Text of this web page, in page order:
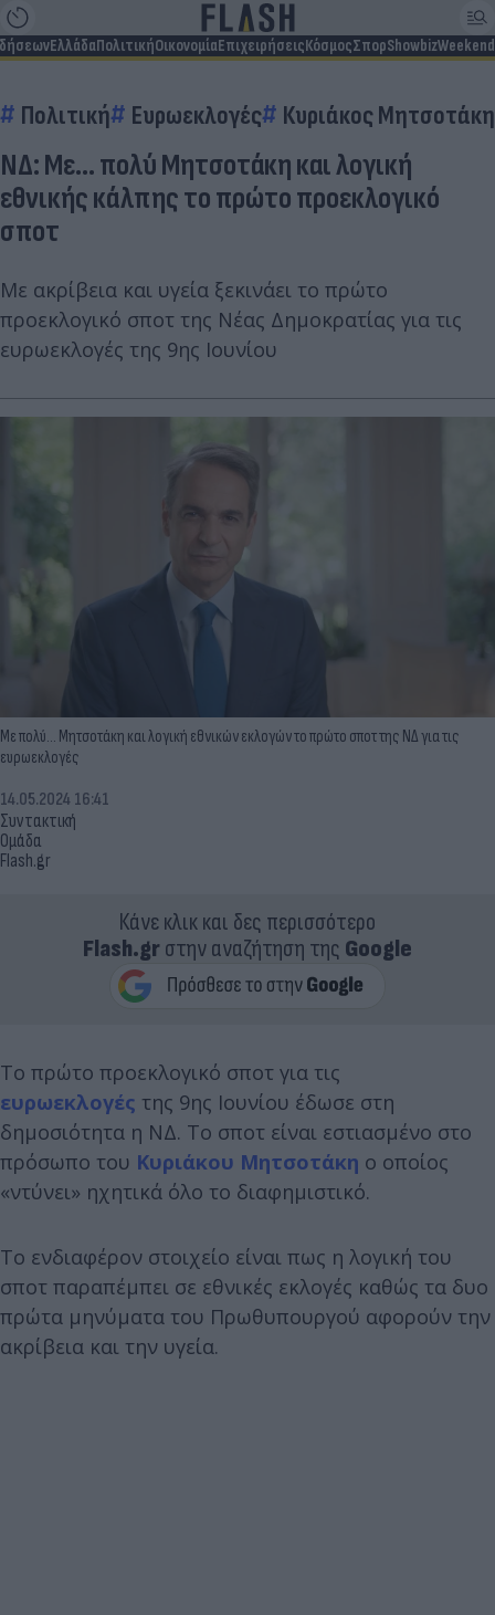
ΕλλάδαΠολιτικήΟικονομίαΕπιχειρήσειςΚόσμοςΣπορShowbizWeekend
Πολιτική Ευρωεκλογές Κυριάκος
ΝΔ: Με... πολύ Μητσοτάκη και λογική
εθνικής κάλπης το πρώτο προεκλογικό
σποτ
Με ακρίβεια και υγεία ξεκινάει το πρώτο
προεκλογικό σποτ της Νέας Δημοκρατίας για τις
ευρωεκλογές της 9ης Ιουνίου
Με πολύ... Μητσοτάκη και λογική εθνικών εκλογών το πρώτο σποτ της ΝΔ για τις
ευρωεκλογές
Συντακτική
Ομάδα
Flash.gr
14.05.2024 16:41
Κάνε κλικ και δες περισσότερο
Flash.grστην αναζήτηση της Google
Το πρώτο προεκλογικό σποτ για τις
ευρωεκλογές της 9ης Ιουνίου έδωσε στη
δημοσιότητα η ΝΔ. Το σποτ είναι εστιασμένο στο
πρόσωπο του Κυριάκου Μητσοτάκη ο οποίος
«ντύνει» ηχητικά όλο το διαφημιστικό.
Το ενδιαφέρον στοιχείο είναι πως η λογική του
σποτ παραπέμπει σε εθνικές εκλογές καθώς τα δυο
πρώτα μηνύματα του Πρωθυπουργού αφορούν την
ακρίβεια και την υγεία.